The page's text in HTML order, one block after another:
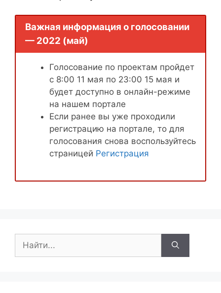
Важная информация о голосовании
— 2022 (май)
Голосование по проектам пройдет
с 8:00 11 мая по 23:00 15 мая и
будет доступно в онлайн-режиме
на нашем портале
Если ранее вы уже проходили
регистрацию на портале, то для
голосования снова воспользуйтесь
страницей Регистрация